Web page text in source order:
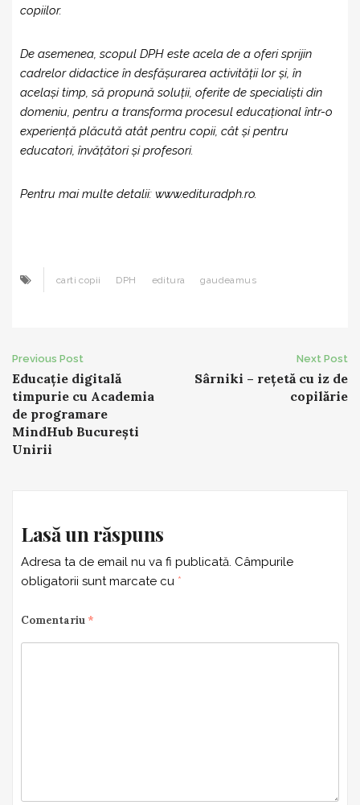
copiilor.
De asemenea, scopul DPH este acela de a oferi sprijin
cadrelor didactice în desfăşurarea activităţii lor şi, în
acelaşi timp, să propună soluţii, oferite de specialişti din
domeniu, pentru a transforma procesul educaţional într-o
experienţă plăcută atât pentru copii, cât şi pentru
educatori, învățători și profesori.
Pentru mai multe detalii: www.edituradph.ro.
carti copii DPH editura gaudeamus
Post
navigation
Previous Post
Educație digitală
timpurie cu Academia
de programare
MindHub București
Unirii
Next Post
Sârniki – rețetă cu iz de
copilărie
Lasă un răspuns
Adresa ta de email nu va fi publicată. Câmpurile
obligatorii sunt marcate cu *
Comentariu *